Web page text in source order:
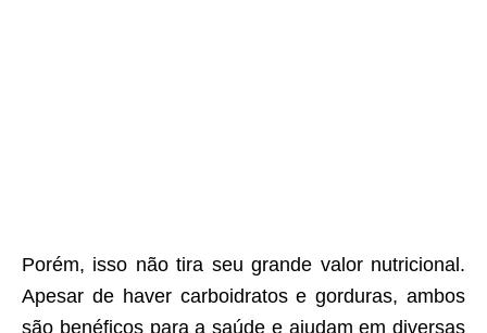
Porém, isso não tira seu grande valor nutricional.
Apesar de haver carboidratos e gorduras, ambos
são benéficos para a saúde e ajudam em diversas